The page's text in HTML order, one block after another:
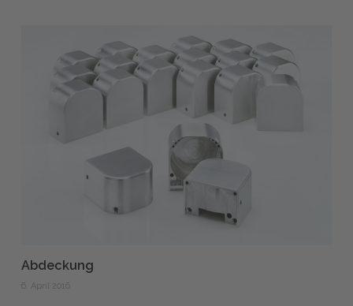
Abdeckung
6. April 2016